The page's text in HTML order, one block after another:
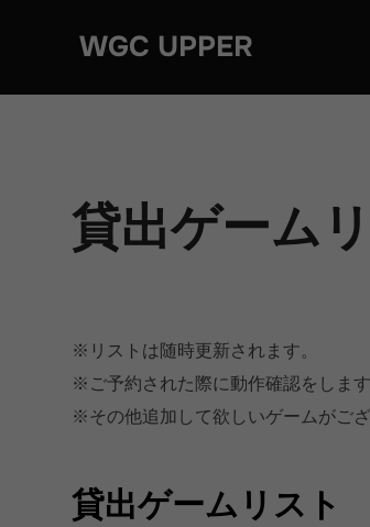
WGC UPPER
貸出ゲーム
※リストは随時更新されます。
※ご予約された際に動作確認をしま
※その他追加して欲しいゲームがご
貸出ゲームリスト